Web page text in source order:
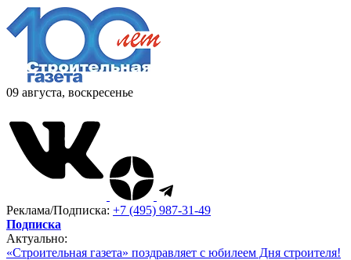
09 августа, воскресенье
Реклама/Подписка: +7 (495) 987-31-49
Подписка
Актуально:
«Строительная газета» поздравляет с юбилеем Дня строителя!